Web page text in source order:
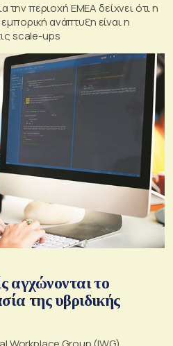
περιοχή EMEA δείχνει ότι η
ανάπτυξη είναι η
scale-ups
αγχώνονται το
της υβριδικής